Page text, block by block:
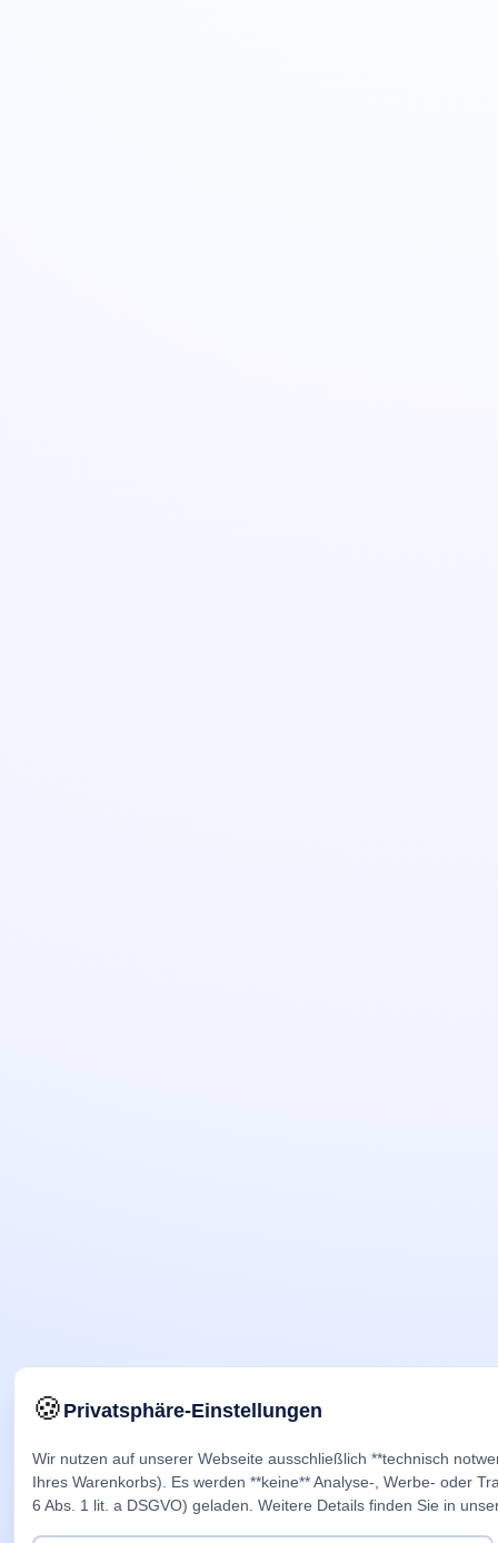
🍪Privatsphäre-Einstellungen
Wir nutzen auf unserer Webseite ausschließlich **technisch
Ihres Warenkorbs). Es werden **keine** Analyse-, Werbe- oder
6 Abs. 1 lit. a DSGVO) geladen. Weitere Details finden Sie in